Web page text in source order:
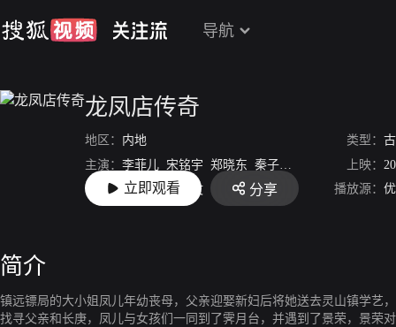
导航
龙凤店传奇
地区： 内地 类型：
主演： 李菲儿 宋铭宇 郑晓东 秦子越 文江上映：
导演： 霍志楷 谢益文
立即观看 分享 播放源：
简介
镇远镖局的大小姐凤儿年幼丧母，父亲迎娶新妇后将她送去灵山镇学艺
找寻父亲和长庚，凤儿与女孩们一同到了霁月台，并遇到了景荣，景荣